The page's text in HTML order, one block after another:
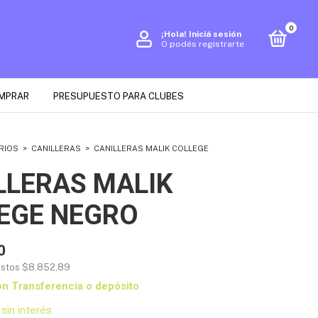
¡Hola! Iniciá sesión
O podés registrarte
0
PRESUPUESTO PARA CLUBES
> CANILLERAS > CANILLERAS MALIK COLLEGE
MALIK
NEGRO
$8.852,89
Transferencia o depósito
sin interés